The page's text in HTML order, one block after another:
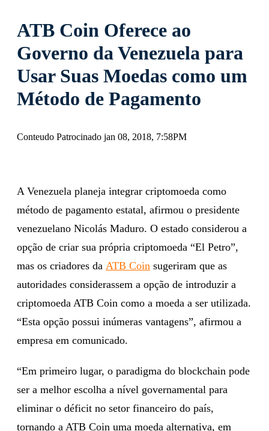
ATB Coin Oferece ao
Governo da Venezuela para
Usar Suas Moedas como um
Método de Pagamento
Conteudo Patrocinado jan 08, 2018, 7:58PM
A Venezuela planeja integrar criptomoeda como
método de pagamento estatal, afirmou o presidente
venezuelano Nicolás Maduro. O estado considerou a
opção de criar sua própria criptomoeda “El Petro”,
mas os criadores da ATB Coin sugeriram que as
autoridades considerassem a opção de introduzir a
criptomoeda ATB Coin como a moeda a ser utilizada.
“Esta opção possui inúmeras vantagens”, afirmou a
empresa em comunicado.
“Em primeiro lugar, o paradigma do blockchain pode
ser a melhor escolha a nível governamental para
eliminar o déficit no setor financeiro do país,
tornando a ATB Coin uma moeda alternativa, em